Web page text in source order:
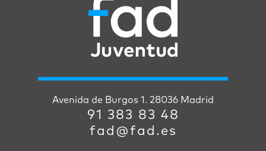
Avenida de Burgos 1. 28036 Madrid
91 383 83 48
fad@fad.es